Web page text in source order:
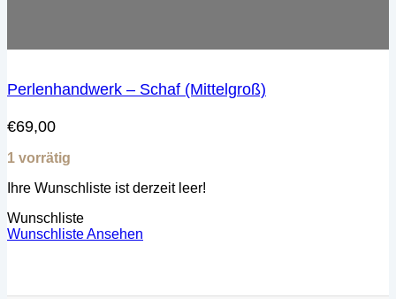
Perlenhandwerk – Schaf (Mittelgroß)
€69,00
1 vorrätig
Ihre Wunschliste ist derzeit leer!
Wunschliste
Wunschliste Ansehen